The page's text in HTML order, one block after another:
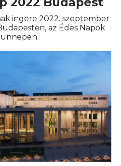
ingere 2022. szeptember
az Édes Napok